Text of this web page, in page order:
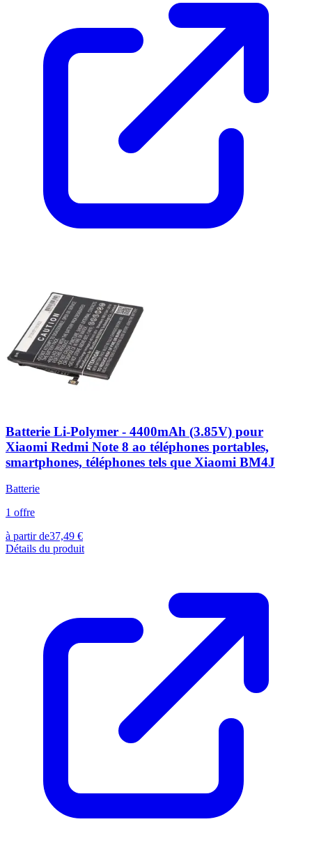
Batterie Li-Polymer - 4400mAh (3.85V) pour
Xiaomi Redmi Note 8 ao téléphones portables,
smartphones, téléphones tels que Xiaomi BM4J
Batterie
1 offre
à partir de37,49 €
Détails du produit